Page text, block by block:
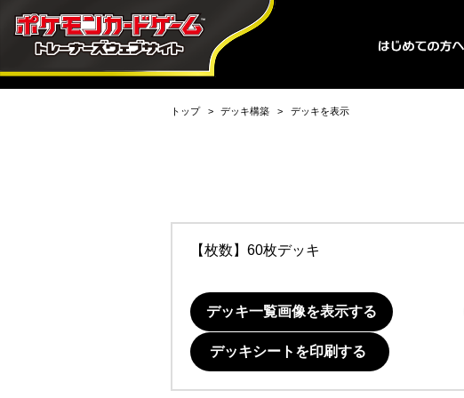
トップ デッキ構築 デッキを表示
【枚数】60枚デッキ
デッキ一覧画像を表示する
デッキシートを印刷する